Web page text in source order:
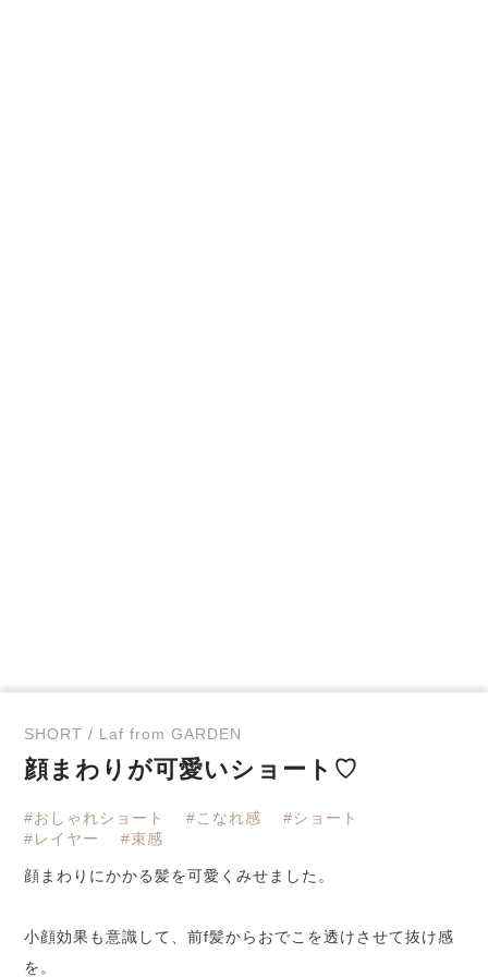
SHORT / Laf from GARDEN
顔まわりが可愛いショート♡
#おしゃれショート #こなれ感
#ショート
#レイヤー
#束感
顔まわりにかかる髪を可愛くみせました。
小顔効果も意識して、前f髪からおでこを透けさせて抜け感
を。